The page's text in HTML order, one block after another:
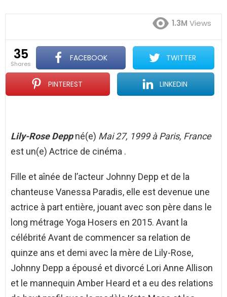
1.3M Views
35
shares
FACEBOOK TWITTER
PINTEREST LINKEDIN
Lily-Rose Deppné(e) Mai 27, 1999 à Paris, France
est un(e) Actrice de cinéma .
Fille et aînée de l’acteur Johnny Depp et de la
chanteuse Vanessa Paradis, elle est devenue une
actrice à part entière, jouant avec son père dans le
long métrage Yoga Hosers en 2015. Avant la
célébrité Avant de commencer sa relation de
quinze ans et demi avec la mère de Lily-Rose,
Johnny Depp a épousé et divorcé Lori Anne Allison
et le mannequin Amber Heard et a eu des relations